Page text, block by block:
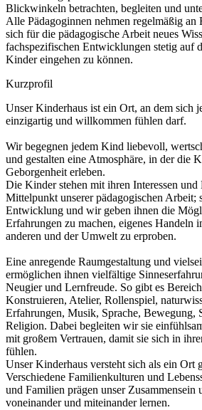
Blickwinkeln betrachten, begleiten und
Alle Pädagoginnen nehmen regelmäßig
sich für die pädagogische Arbeit neues
fachspezifischen Entwicklungen stetig auf
Kinder eingehen zu können.
Kurzprofil
Unser Kinderhaus ist ein Ort, an dem sich
einzigartig und willkommen fühlen darf.
Wir begegnen jedem Kind liebevoll,
und gestalten eine Atmosphäre, in der die
Geborgenheit erleben.
Die Kinder stehen mit ihren Interessen und
Mittelpunkt unserer pädagogischen Arbeit;
Entwicklung und wir geben ihnen die
Erfahrungen zu machen, eigenes Handeln
anderen und der Umwelt zu erproben.
Eine anregende Raumgestaltung und
ermöglichen ihnen vielfältige
Neugier und Lernfreude. So gibt es
Konstruieren, Atelier, Rollenspiel,
Erfahrungen, Musik, Sprache, Bewegung,
Religion. Dabei begleiten wir sie
mit großem Vertrauen, damit sie sich in
fühlen.
Unser Kinderhaus versteht sich als ein Ort
Verschiedene Familienkulturen und
und Familien prägen unser Zusammensein
voneinander und miteinander lernen.